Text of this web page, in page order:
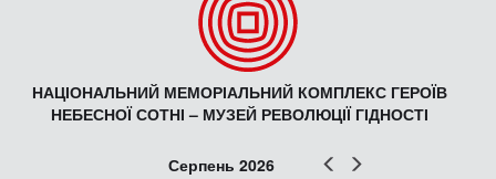
НАЦІОНАЛЬНИЙ МЕМОРІАЛЬНИЙ КОМПЛЕКС ГЕРОЇВ
НЕБЕСНОЇ СОТНІ – МУЗЕЙ РЕВОЛЮЦІЇ ГІДНОСТІ
Попер
Серпень 2026